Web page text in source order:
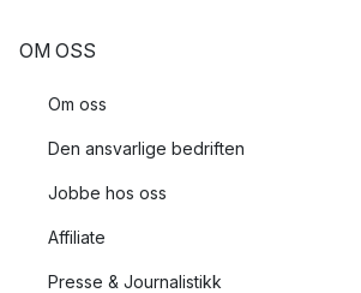
OM OSS
Om oss
Den ansvarlige bedriften
Jobbe hos oss
Affiliate
Presse & Journalistikk